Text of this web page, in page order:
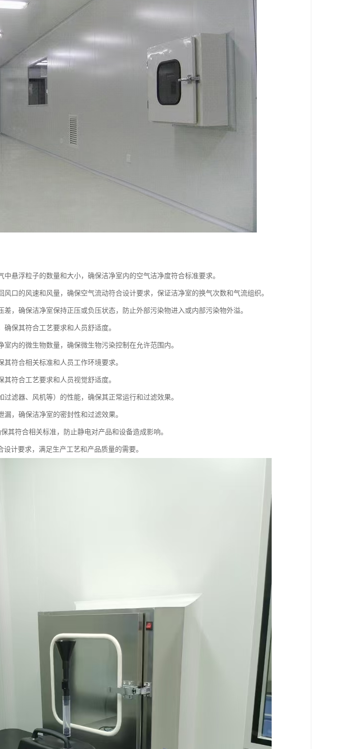
悬浮粒子的数量和大小，确保洁净室内的空气洁净度符合标准要求。
口的风速和风量，确保空气流动符合设计要求，保证洁净室的换气次数和气流组织。
，确保洁净室保持正压或负压状态，防止外部污染物进入或内部污染物外溢。
保其符合工艺要求和人员舒适度。
内的微生物数量，确保微生物污染控制在允许范围内。
符合相关标准和人员工作环境要求。
符合工艺要求和人员视觉舒适度。
滤器、风机等）的性能，确保其正常运行和过滤效果。
，确保洁净室的密封性和过滤效果。
其符合相关标准，防止静电对产品和设备造成影响。
计要求，满足生产工艺和产品质量的需要。